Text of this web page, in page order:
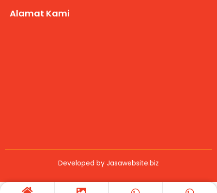
Alamat Kami
Developed by Jasawebsite.biz